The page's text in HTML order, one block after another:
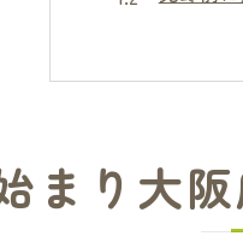
不動産
税金対
不動産
大阪府寝屋
まり大